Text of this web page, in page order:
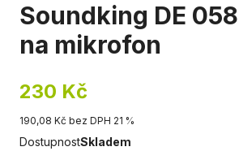
Soundking DE
na mikrofon
230 Kč
190,08 Kč bez DPH 21 %
DostupnostSkladem